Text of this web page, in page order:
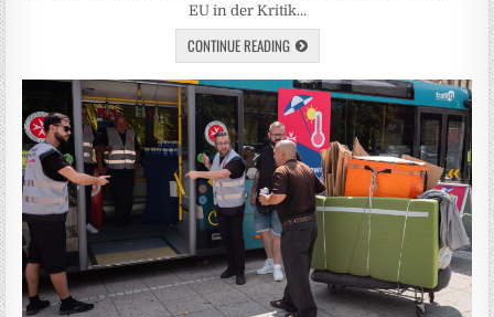
EU in der Kritik…
CONTINUE READING